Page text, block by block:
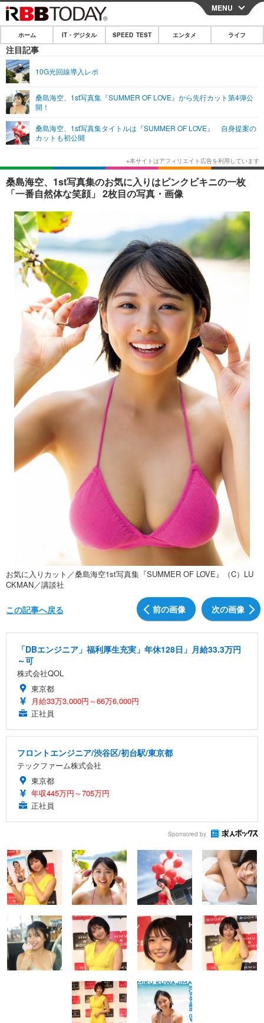
CLOSE
ホーム
IT・デジタル
ショッピング その他
SPEED TEST
エンタメ
エンタメTOP
韓国・芸能
音楽 スポーツ
ショッピング その他
ライフ
ライフTOP グルメ
ペット ショッピング
その他
リリース一覧
プッシュ通知の停止方法
MENU
ホーム IT・デジタル SPEED TEST エンタメ ライフ
注目記事
10G光回線導入レポ
桑島海空、1st写真集『SUMMER OF LOVE』から先行カット第4弾公
開！
桑島海空、1st写真集タイトルは『SUMMER OF LOVE』 自身提案の
カットも初公開
桑島海空、1st写真集のお気に入りはピンクビキニの一枚
「一番自然体な笑顔」 2枚目の写真・画像
お気に入りカット／桑島海空1st写真集『SUMMER OF LOVE』（C）LU
CKMAN／講談社
前の画像 次の画像
この記事へ戻る
「DBエンジニア」福利厚生充実」年休128日」月給33.3万円
～可
株式会社QOL
東京都
月給33万3,000円～66万6,000円
正社員
フロントエンジニア/渋谷区/初台駅/東京都
テックファーム株式会社
東京都
年収445万円～705万円
正社員
Sponsored by